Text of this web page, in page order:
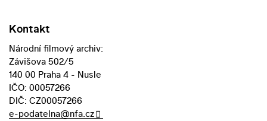
Kontakt
Národní filmový archiv:
Závišova 502/5
140 00 Praha 4 - Nusle
IČO: 00057266
DIČ: CZ00057266
e-podatelna@nfa.cz